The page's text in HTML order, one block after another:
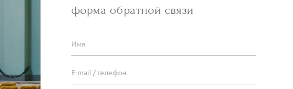
форма обратной связи